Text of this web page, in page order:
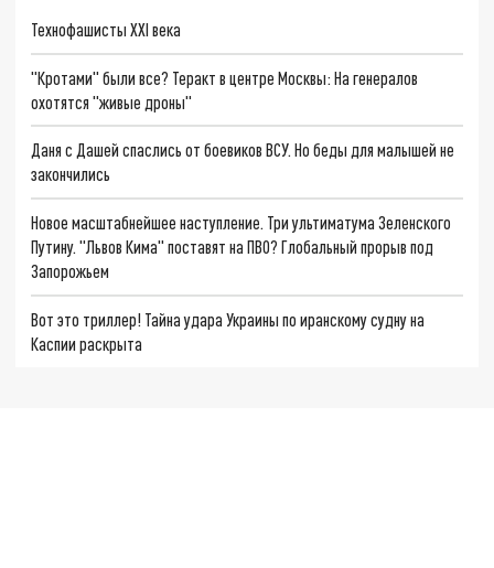
Технофашисты XXI века
"Кротами" были все? Теракт в центре Москвы: На генералов
охотятся "живые дроны"
Даня с Дашей спаслись от боевиков ВСУ. Но беды для малышей не
закончились
Новое масштабнейшее наступление. Три ультиматума Зеленского
Путину. "Львов Кима" поставят на ПВО? Глобальный прорыв под
Запорожьем
Вот это триллер! Тайна удара Украины по иранскому судну на
Каспии раскрыта